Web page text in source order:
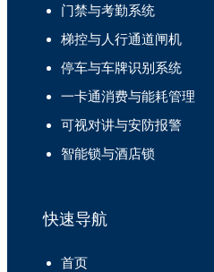
门禁与考勤系统
梯控与人行通道闸机
停车与车牌识别系统
一卡通消费与能耗管理
可视对讲与安防报警
智能锁与酒店锁
快速导航
首页